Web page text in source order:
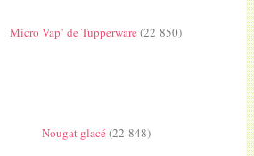
Micro Vap’ de Tupperware(22 850)
Nougat glacé(22 848)